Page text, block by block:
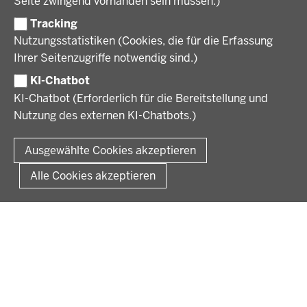
Tracking
Nutzungsstatistiken (Cookies, die für die Erfassung
Ihrer Seitenzugriffe notwendig sind.)
KI-Chatbot
KI-Chatbot (Erforderlich für die Bereitstellung und
Nutzung des externen KI-Chatbots.)
Ausgewählte Cookies akzeptieren
Alle Cookies akzeptieren
Stellenangebote
Ausbildung
Volljurist:in
Praktikum
Stellenangebote im Schulbereich
VERFAHREN UND BEKANNTMACHUNGEN
Amtsblatt
Verfahrensübersichten
PRESSE
Pressemitteilungen
Podcast
© 2026 Bezirksregierung Münster
Fußzeile
Impressum Datenschutz Rechtliche Hinweise
Kurzlink zu dieser Seite